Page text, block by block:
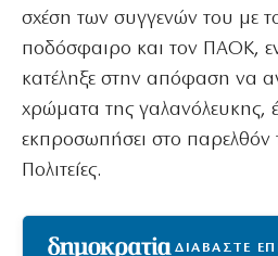
σχέση των συγγενών του με
ποδόσφαιρο και τον ΠΑΟΚ,
κατέληξε στην απόφαση να
χρώματα της γαλανόλευκης,
εκπροσωπήσει στο παρελθόν
Πολιτείες.
ΔΙΑΒΑΣΤΕ